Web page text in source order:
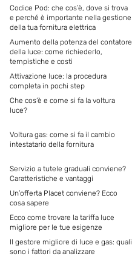
Codice Pod: che cos’è, dove si trova
e perché è importante nella gestione
della tua fornitura elettrica
Aumento della potenza del contatore
della luce: come richiederlo,
tempistiche e costi
Attivazione luce: la procedura
completa in pochi step
Che cos’è e come si fa la voltura
luce?
Voltura gas: come si fa il cambio
intestatario della fornitura
Servizio a tutele graduali conviene?
Caratteristiche e vantaggi
Un’offerta Placet conviene? Ecco
cosa sapere
Ecco come trovare la tariffa luce
migliore per le tue esigenze
Il gestore migliore di luce e gas: quali
sono i fattori da analizzare